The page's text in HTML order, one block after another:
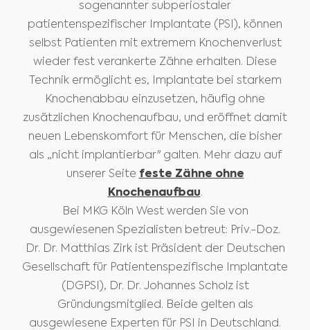
sogenannter subperiostaler
patientenspezifischer Implantate (PSI), können
selbst Patienten mit extremem Knochenverlust
wieder fest verankerte Zähne erhalten. Diese
Technik ermöglicht es, Implantate bei starkem
Knochenabbau einzusetzen, häufig ohne
zusätzlichen Knochenaufbau, und eröffnet damit
neuen Lebenskomfort für Menschen, die bisher
als „nicht implantierbar" galten. Mehr dazu auf
unserer Seite feste Zähne ohne
Knochenaufbau.
Bei MKG Köln West werden Sie von
ausgewiesenen Spezialisten betreut: Priv.-Doz.
Dr. Dr. Matthias Zirk ist Präsident der Deutschen
Gesellschaft für Patientenspezifische Implantate
(DGPSI), Dr. Dr. Johannes Scholz ist
Gründungsmitglied. Beide gelten als
ausgewiesene Experten für PSI in Deutschland.